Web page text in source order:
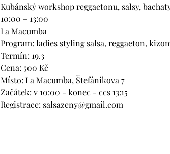
Kubánský workshop reggaetonu, salsy,
10:00 – 13:00
La Macumba
Program: ladies styling salsa, reggaeton,
Termín: 19.3
Cena: 500 Kč
Místo: La Macumba, Štefánikova 7
Začátek: v 10:00 - konec - ccs 13:15
Registrace: salsazeny@gmail.com